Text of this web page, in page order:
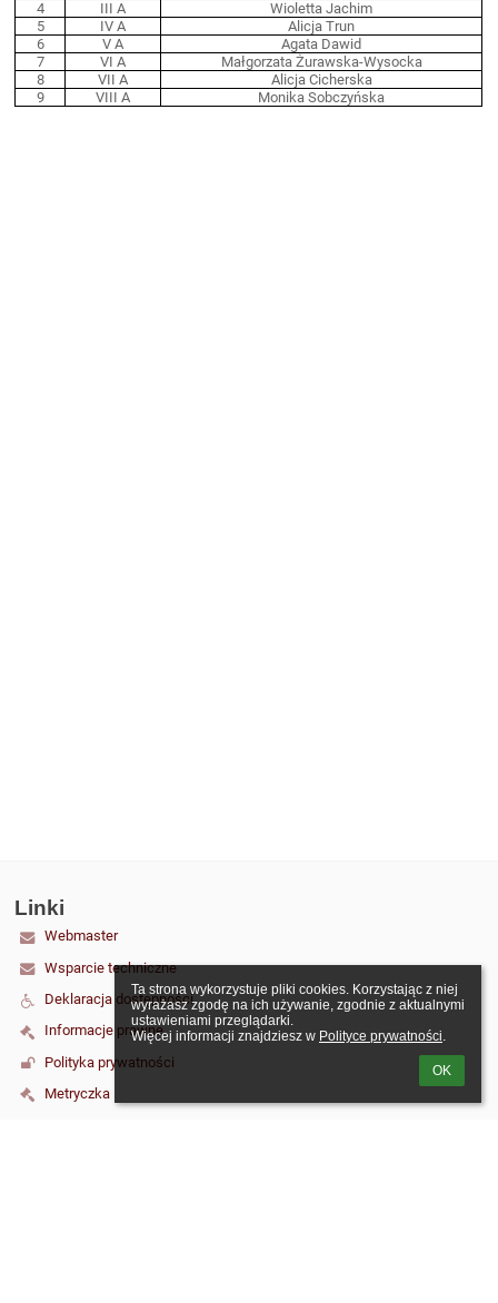
Ta strona wykorzystuje pliki cookies. Korzystając z niej
wyrażasz zgodę na ich używanie, zgodnie z aktualnymi
ustawieniami przeglądarki.
Więcej informacji znajdziesz w Polityce prywatności.
OK
4
III A
Wioletta Jachim
5
IV A
Alicja Trun
6
V A
Agata Dawid
7
VI A
Małgorzata Żurawska-Wysocka
8
VII A
Alicja Cicherska
9
VIII A Monika Sobczyńska
Linki
Webmaster
Wsparcie techniczne
Deklaracja dostępności
Informacje prawne
Polityka prywatności
Metryczka